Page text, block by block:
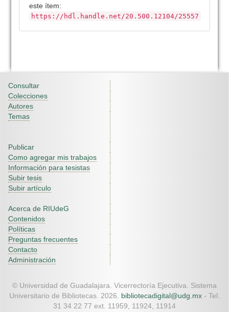
este ítem:
https://hdl.handle.net/20.500.12104/25557
Consultar
Colecciones
Autores
Temas
Publicar
Como agregar mis trabajos
Información para tesistas
Subir tesis
Subir artículo
Acerca de RIUdeG
Contenidos
Políticas
Preguntas frecuentes
Contacto
Administración
© Universidad de Guadalajara. Vicerrectoría Ejecutiva. Sistema
Universitario de Bibliotecas. 2026. bibliotecadigital@udg.mx - Tel.
31 34 22 77 ext. 11959, 11924, 11914